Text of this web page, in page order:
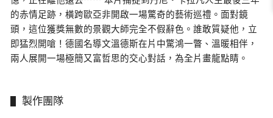
的赤情足跡，橫跨歐亞非開啟一場驚奇的藝術巡禮。面對鏡
頭，這位獲獎無數的景觀大師完全不假辭色。誰敢質疑他，立
即猛烈開嗆！德國名導文溫德斯在片中驚鴻一瞥、溫暖相伴，
兩人展開一場極簡又富哲思的交心對話，為全片畫龍點睛。
製作團隊